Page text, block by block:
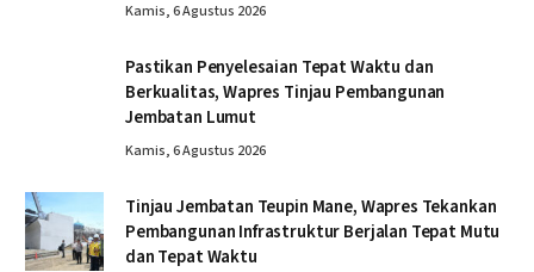
Kamis, 6 Agustus 2026
Pastikan Penyelesaian Tepat Waktu dan
Berkualitas, Wapres Tinjau Pembangunan
Jembatan Lumut
Kamis, 6 Agustus 2026
Tinjau Jembatan Teupin Mane, Wapres Tekankan
Pembangunan Infrastruktur Berjalan Tepat Mutu
dan Tepat Waktu